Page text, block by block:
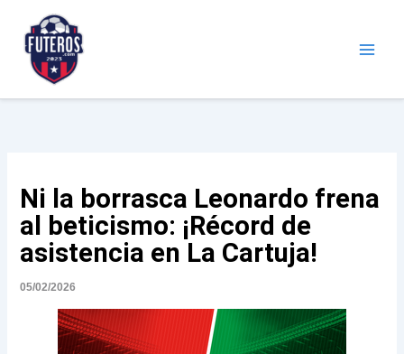
contenido
Ni la borrasca Leonardo frena
al beticismo: ¡Récord de
asistencia en La Cartuja!
05/02/2026